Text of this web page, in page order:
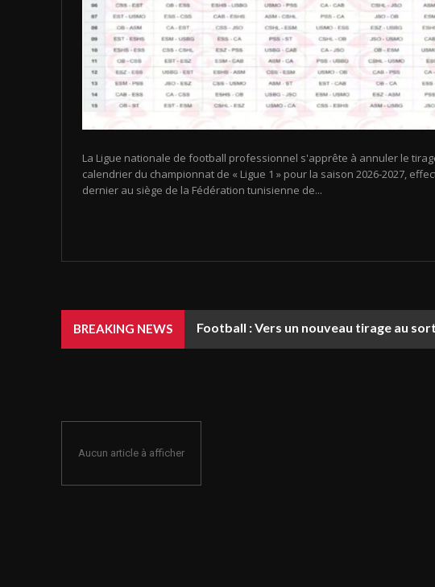
La Ligue nationale de football professionnel s'apprête à annuler le
calendrier du championnat de « Ligue 1 » pour la saison 2026-2027,
dernier au siège de la Fédération tunisienne de...
BREAKING NEWS Football : Vers un nouveau tirage au
Aucun article à afficher